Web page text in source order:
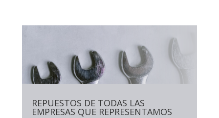
REPUESTOS DE TODAS LAS
EMPRESAS QUE REPRESENTAMOS